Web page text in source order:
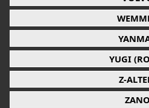
YUGI
Z-
ZANO